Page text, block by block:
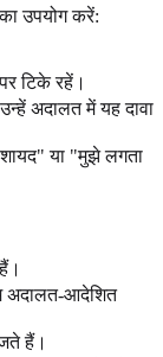
उपयोग करें:
टिके रहें।
अदालत में यह दावा
या "मुझे लगता
अदालत-आदेशित
हैं।